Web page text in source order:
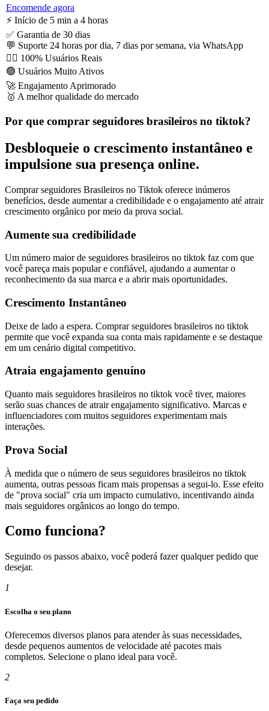
Encomende agora
⚡️ Início de 5 min a 4 horas
✅ Garantia de 30 dias
💬 Suporte 24 horas por dia, 7 dias por semana, via WhatsApp
🙋‍♂️ 100% Usuários Reais
🟢 Usuários Muito Ativos
🚀 Engajamento Aprimorado
🥇 A melhor qualidade do mercado
Por que comprar seguidores brasileiros no tiktok?
Desbloqueie o crescimento instantâneo e
impulsione sua presença online.
Comprar seguidores Brasileiros no Tiktok oferece inúmeros
benefícios, desde aumentar a credibilidade e o engajamento até atrair
crescimento orgânico por meio da prova social.
Aumente sua credibilidade
Um número maior de seguidores brasileiros no tiktok faz com que
você pareça mais popular e confiável, ajudando a aumentar o
reconhecimento da sua marca e a abrir mais oportunidades.
Crescimento Instantâneo
Deixe de lado a espera. Comprar seguidores brasileiros no tiktok
permite que você expanda sua conta mais rapidamente e se destaque
em um cenário digital competitivo.
Atraia engajamento genuíno
Quanto mais seguidores brasileiros no tiktok você tiver, maiores
serão suas chances de atrair engajamento significativo. Marcas e
influenciadores com muitos seguidores experimentam mais
interações.
Prova Social
À medida que o número de seus seguidores brasileiros no tiktok
aumenta, outras pessoas ficam mais propensas a segui-lo. Esse efeito
de "prova social" cria um impacto cumulativo, incentivando ainda
mais seguidores orgânicos ao longo do tempo.
Como funciona?
Seguindo os passos abaixo, você poderá fazer qualquer pedido que
desejar.
1
Escolha o seu plano
Oferecemos diversos planos para atender às suas necessidades,
desde pequenos aumentos de velocidade até pacotes mais
completos. Selecione o plano ideal para você.
2
Faça seu pedido